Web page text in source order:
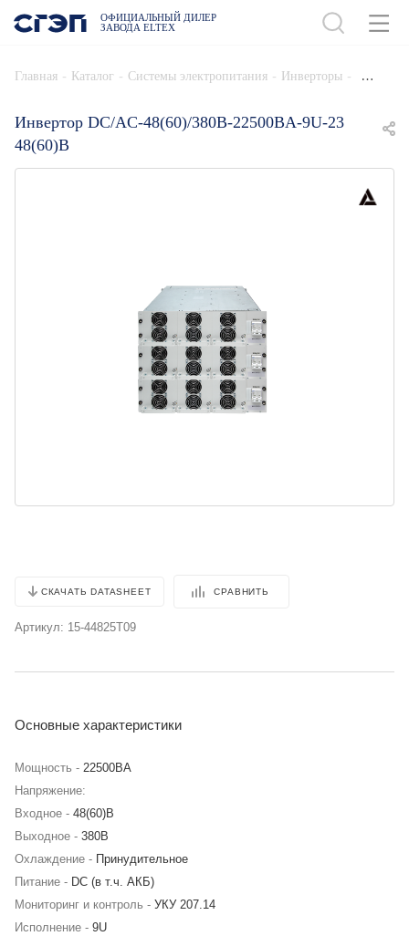
ОФИЦИАЛЬНЫЙ ДИЛЕР
ЗАВОДА ELTEX
Главная - Каталог - Системы электропитания - Инверторы -
Инвертор DC/AC-48(60)/380B-22500BA-9U-23
48(60)В
СКАЧАТЬ DATASHEET СРАВНИТЬ
Артикул: 15-44825T09
Основные характеристики
Мощность - 22500BA
Напряжение:
Входное - 48(60)В
Выходное - 380В
Охлаждение - Принудительное
Питание - DC (в т.ч. АКБ)
Мониторинг и контроль - УКУ 207.14
Исполнение - 9U